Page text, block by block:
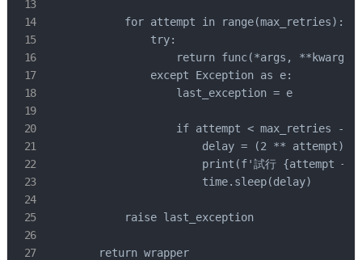
            for attempt in range(max_retries):
                try:
                    return func(*args, **kwargs)
                except Exception as e:
                    last_exception = e
if attempt < max_retries -
delay = (2 ** attempt)
print(f'試行 {attempt +
                        time.sleep(delay)
            raise last_exception
        return wrapper